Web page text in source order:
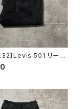
】Levis 501 リーバ
ンフライ ストレー
クデニム ジーンズ